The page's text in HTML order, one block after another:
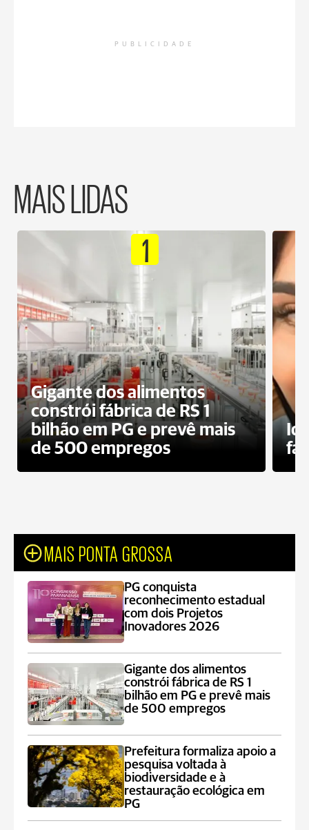
PUBLICIDADE
MAIS LIDAS
1
Gigante dos alimentos
constrói fábrica de RS 1
bilhão em PG e prevê mais
de 500 empregos
MAIS PONTA GROSSA
PG conquista
reconhecimento estadual
com dois Projetos
Inovadores 2026
Gigante dos alimentos
constrói fábrica de RS 1
bilhão em PG e prevê mais
de 500 empregos
Prefeitura formaliza apoio a
pesquisa voltada à
biodiversidade e à
restauração ecológica em
PG